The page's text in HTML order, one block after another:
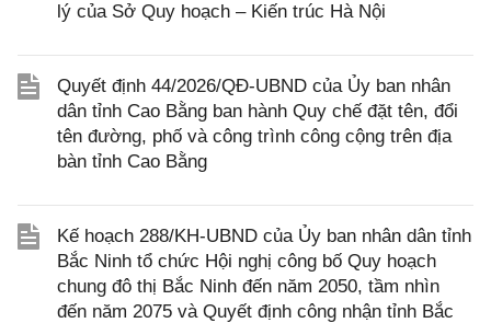
lý của Sở Quy hoạch – Kiến trúc Hà Nội
Quyết định 44/2026/QĐ-UBND của Ủy ban nhân
dân tỉnh Cao Bằng ban hành Quy chế đặt tên, đổi
tên đường, phố và công trình công cộng trên địa
bàn tỉnh Cao Bằng
Kế hoạch 288/KH-UBND của Ủy ban nhân dân tỉnh
Bắc Ninh tổ chức Hội nghị công bố Quy hoạch
chung đô thị Bắc Ninh đến năm 2050, tầm nhìn
đến năm 2075 và Quyết định công nhận tỉnh Bắc